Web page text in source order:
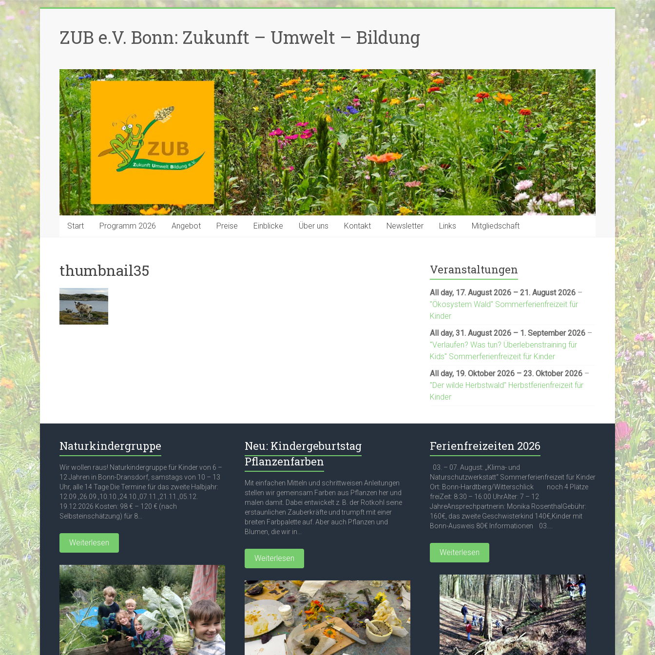
Inhalt
springenZUB e.V. Bonn: Zukunft – Umwelt – Bildung
Start Programm 2026 Angebot Preise Einblicke Über uns Kontakt Newsletter Links Mitgliedschaft
thumbnail35 Veranstaltungen
All day, 17. August 2026 – 21. August 2026 –
"Ökosystem Wald" Sommerferienfreizeit für
Kinder
All day,31. August 2026 – 1. September 2026 –
"Verlaufen? Was tun? Überlebenstraining für
Kids" Sommerferienfreizeit für Kinder
All day, 19. Oktober 2026 – 23. Oktober 2026 –
"Der wilde Herbstwald" Herbstferienfreizeit für
Kinder
Naturkindergruppe
Wir wollen raus! Naturkindergruppe für Kinder von 6 –
12 Jahren in Bonn-Dransdorf, samstags von 10 – 13
Uhr, alle 14 Tage Die Termine für das zweite Halbjahr:
12.09.,26.09.,10.10.,24.10.,07.11.,21.11.,05.12.
19.12.2026 Kosten: 98 € – 120 € (nach
Selbsteinschätzung) für 8...
Weiterlesen
Neu: Kindergeburtstag
Pflanzenfarben
Mit einfachen Mitteln und schrittweisen Anleitungen
stellen wir gemeinsam Farben aus Pflanzen her und
malen damit. Dabei entwickelt z. B. der Rotkohl seine
erstaunlichen Zauberkräfte und trumpft mit einer
breiten Farbpalette auf. Aber auch Pflanzen und
Blumen, die wir in...
Weiterlesen
Ferienfreizeiten 2026
03. – 07. August: „Klima- und
Naturschutzwerkstatt“ Sommerferienfreizeit für Kinder
Ort: Bonn-Hardtberg/Witterschlick noch 4 Plätze
freiZeit: 8:30 – 16:00 UhrAlter: 7 – 12
JahreAnsprechpartnerin: Monika RosenthalGebühr:
160€, das zweite Geschwisterkind 140€,Kinder mit
Bonn-Ausweis 80€ Informationen 03....
Weiterlesen